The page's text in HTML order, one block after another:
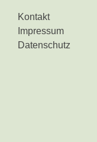
Kontakt
Impressum
Datenschutz